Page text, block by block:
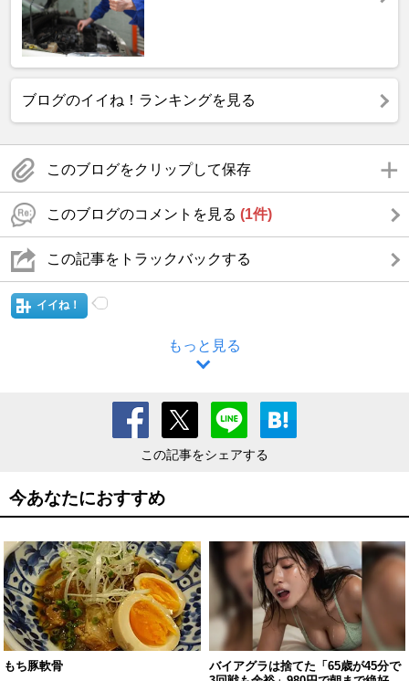
ブログのイイね！ランキングを見る
このブログをクリップして保存
このブログのコメントを見る (1件)
この記事をトラックバックする
イイね！
もっと見る
この記事をシェアする
今あなたにおすすめ
もち豚軟骨
バイアグラは捨てた「65歳が45分で